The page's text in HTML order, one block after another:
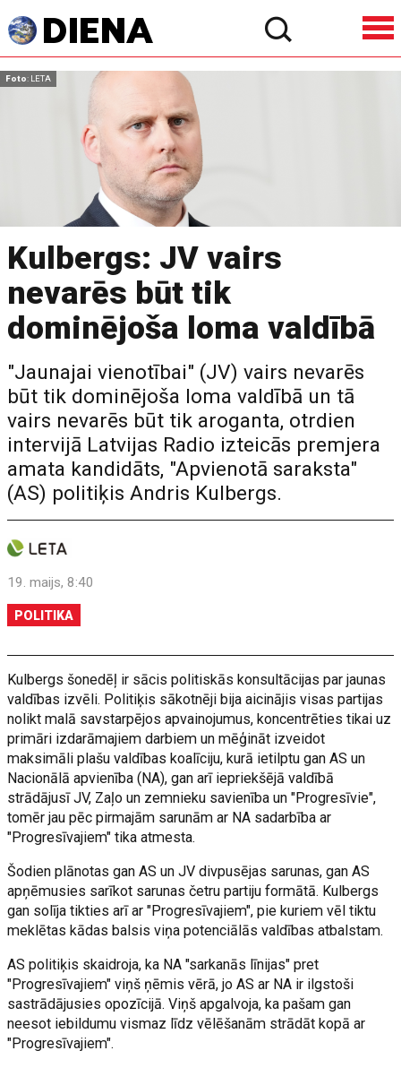
Foto: LETA
Kulbergs: JV vairs
nevarēs būt tik
dominējoša loma valdībā
"Jaunajai vienotībai" (JV) vairs nevarēs
būt tik dominējoša loma valdībā un tā
vairs nevarēs būt tik aroganta, otrdien
intervijā Latvijas Radio izteicās premjera
amata kandidāts, "Apvienotā saraksta"
(AS) politiķis Andris Kulbergs.
19. maijs, 8:40
POLITIKA
Kulbergs šonedēļ ir sācis politiskās konsultācijas par jaunas
valdības izvēli. Politiķis sākotnēji bija aicinājis visas partijas
nolikt malā savstarpējos apvainojumus, koncentrēties tikai uz
primāri izdarāmajiem darbiem un mēģināt izveidot
maksimāli plašu valdības koalīciju, kurā ietilptu gan AS un
Nacionālā apvienība (NA), gan arī iepriekšējā valdībā
strādājusī JV, Zaļo un zemnieku savienība un "Progresīvie",
tomēr jau pēc pirmajām sarunām ar NA sadarbība ar
"Progresīvajiem" tika atmesta.
Šodien plānotas gan AS un JV divpusējas sarunas, gan AS
apņēmusies sarīkot sarunas četru partiju formātā. Kulbergs
gan solīja tikties arī ar "Progresīvajiem", pie kuriem vēl tiktu
meklētas kādas balsis viņa potenciālās valdības atbalstam.
AS politiķis skaidroja, ka NA "sarkanās līnijas" pret
"Progresīvajiem" viņš ņēmis vērā, jo AS ar NA ir ilgstoši
sastrādājusies opozīcijā. Viņš apgalvoja, ka pašam gan
neesot iebildumu vismaz līdz vēlēšanām strādāt kopā ar
"Progresīvajiem".